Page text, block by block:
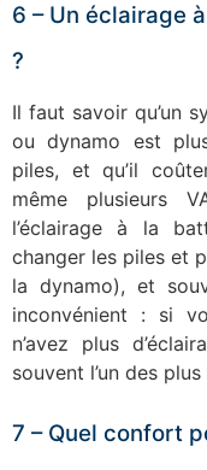
6 – Un éclairage
?
Il faut savoir qu’un
ou dynamo est
piles, et qu’il
même plusieurs
l’éclairage à la
changer les piles et
la dynamo), et
inconvénient : si
n’avez plus
souvent l’un des
7 – Quel confort